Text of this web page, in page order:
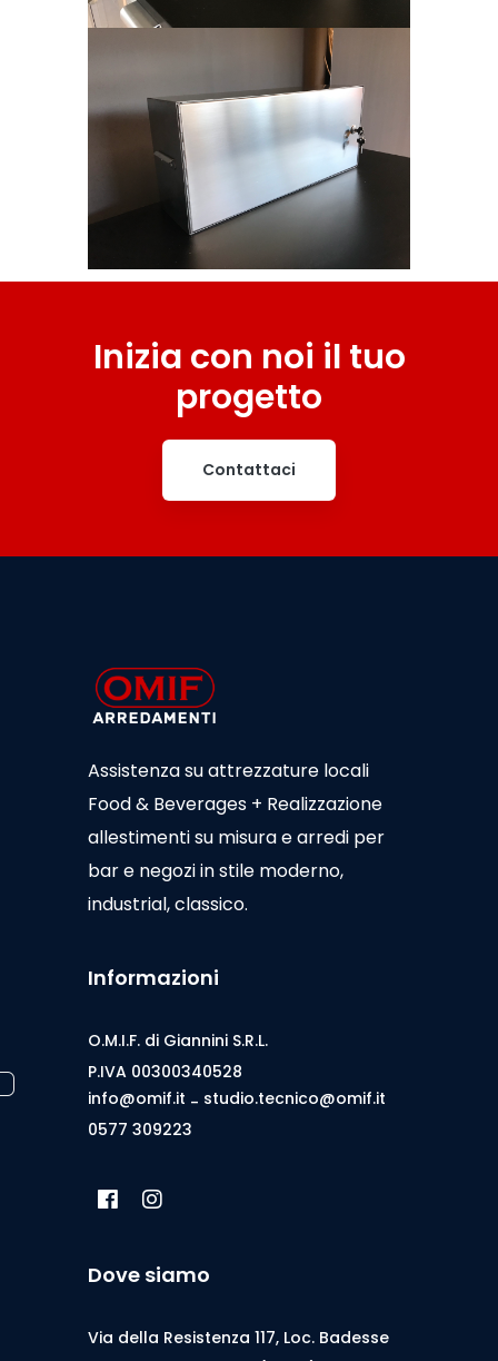
Inizia con noi il tuo
progetto
Contattaci
Assistenza su attrezzature locali
Food & Beverages + Realizzazione
allestimenti su misura e arredi per
bar e negozi in stile moderno,
industrial, classico.
Informazioni
O.M.I.F. di Giannini S.R.L.
P.IVA 00300340528
info@omif.it - studio.tecnico@omif.it
0577 309223
Dove siamo
Via della Resistenza 117, Loc. Badesse